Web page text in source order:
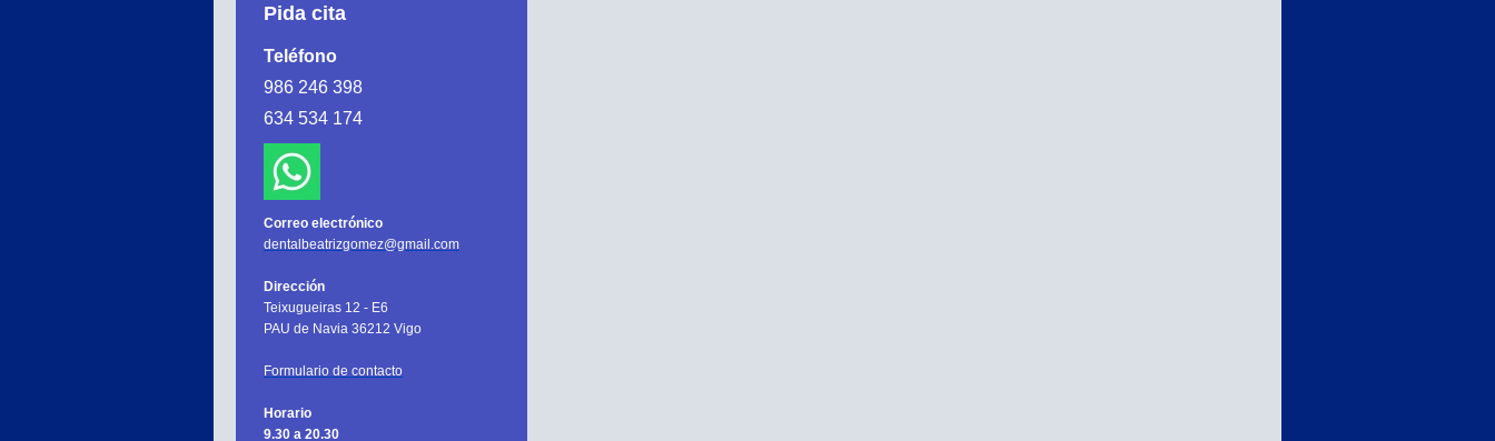
Pida cita
Teléfono
986 246 398
634 534 174
Correo electrónico
dentalbeatrizgomez@gmail.com
Dirección
Teixugueiras 12 - E6
PAU de Navia 36212 Vigo
Formulario de contacto
Horario
9.30 a 20.30